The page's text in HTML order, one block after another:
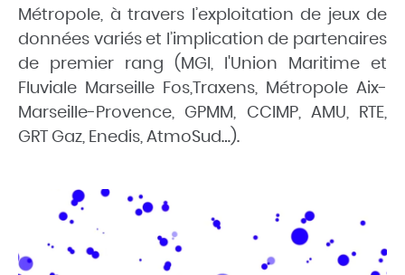
Métropole, à travers l’exploitation de jeux de
données variés et l’implication de partenaires
de premier rang (MGI, l'Union Maritime et
Fluviale Marseille Fos,Traxens, Métropole Aix-
Marseille-Provence, GPMM, CCIMP, AMU, RTE,
GRT Gaz, Enedis, AtmoSud…).